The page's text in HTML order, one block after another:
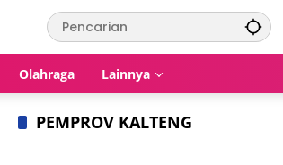
Olahraga Lainnya
PEMPROV KALTENG